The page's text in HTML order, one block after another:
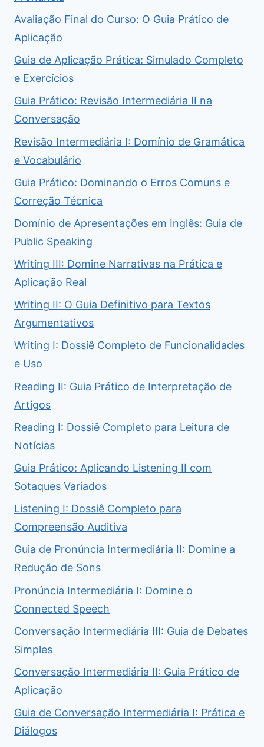
Avaliação Final do Curso: O Guia Prático de
Aplicação
Guia de Aplicação Prática: Simulado Completo
e Exercícios
Guia Prático: Revisão Intermediária II na
Conversação
Revisão Intermediária I: Domínio de Gramática
e Vocabulário
Guia Prático: Dominando o Erros Comuns e
Correção Técnica
Domínio de Apresentações em Inglês: Guia de
Public Speaking
Writing III: Domine Narrativas na Prática e
Aplicação Real
Writing II: O Guia Definitivo para Textos
Argumentativos
Writing I: Dossiê Completo de Funcionalidades
e Uso
Reading II: Guia Prático de Interpretação de
Artigos
Reading I: Dossiê Completo para Leitura de
Notícias
Guia Prático: Aplicando Listening II com
Sotaques Variados
Listening I: Dossiê Completo para
Compreensão Auditiva
Guia de Pronúncia Intermediária II: Domine a
Redução de Sons
Pronúncia Intermediária I: Domine o
Connected Speech
Conversação Intermediária III: Guia de Debates
Simples
Conversação Intermediária II: Guia Prático de
Aplicação
Guia de Conversação Intermediária I: Prática e
Diálogos